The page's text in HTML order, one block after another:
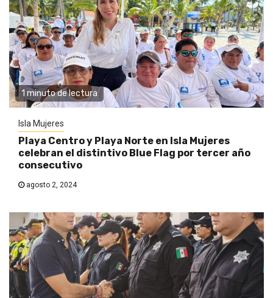
1 minuto de lectura
Isla Mujeres
Playa Centro y Playa Norte en Isla Mujeres
celebran el distintivo Blue Flag por tercer año
consecutivo
agosto 2, 2024